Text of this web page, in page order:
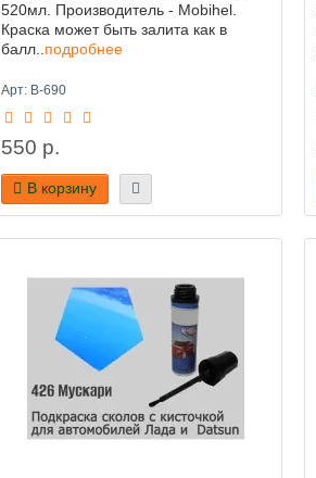
520мл. Производитель - Mobihel.
Краска может быть залита как в
балл.. подробнее
Арт: B-690
550 р.
В корзину